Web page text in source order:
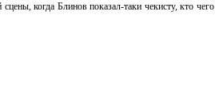
когда Блинов показал-таки чекисту, кто чего